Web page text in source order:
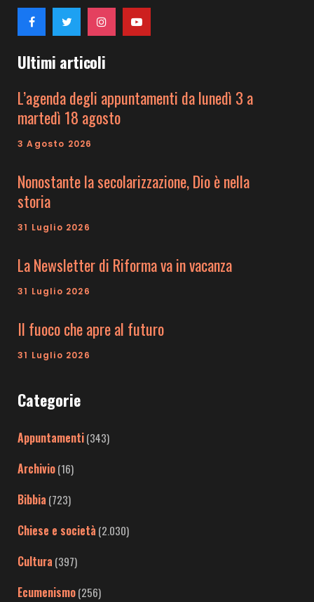
Ultimi articoli
L’agenda degli appuntamenti da lunedì 3 a
martedì 18 agosto
3 Agosto 2026
Nonostante la secolarizzazione, Dio è nella
storia
31 Luglio 2026
La Newsletter di Riforma va in vacanza
31 Luglio 2026
Il fuoco che apre al futuro
31 Luglio 2026
Categorie
Appuntamenti(343)
Archivio(16)
Bibbia (723)
Chiese e società (2.030)
Cultura (397)
Ecumenismo(256)